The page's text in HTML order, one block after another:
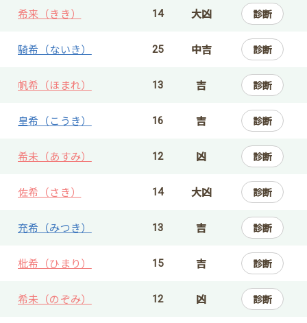
希来（きき） 14 大凶 診断
騎希（ないき） 25 中吉 診断
帆希（ほまれ） 13 吉 診断
皇希（こうき） 16 吉 診断
希未（あすみ） 12 凶 診断
佐希（さき） 14 大凶 診断
充希（みつき） 13 吉 診断
枇希（ひまり） 15 吉 診断
希未（のぞみ） 12 凶 診断